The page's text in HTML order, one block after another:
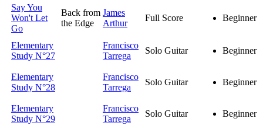
Say You
Won't Let
Go
Back from
the Edge
James
Arthur
Full Score Beginner
Elementary
Study N°27
Francisco
Tarrega
Solo Guitar Beginner
Elementary
Study N°28
Francisco
Tarrega
Solo Guitar Beginner
Elementary
Study N°29
Francisco
Tarrega
Solo Guitar Beginner